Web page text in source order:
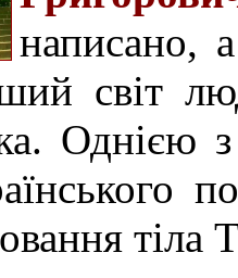
написано,
світ
Однією з
тіла